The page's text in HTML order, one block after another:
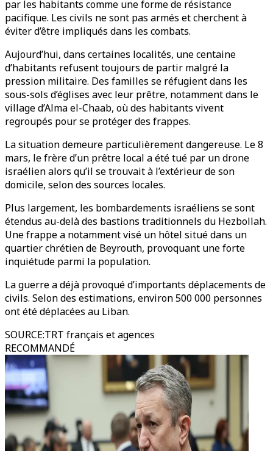
par les habitants comme une forme de résistance
pacifique. Les civils ne sont pas armés et cherchent à
éviter d’être impliqués dans les combats.
Aujourd’hui, dans certaines localités, une centaine
d’habitants refusent toujours de partir malgré la
pression militaire. Des familles se réfugient dans les
sous-sols d’églises avec leur prêtre, notamment dans le
village d’Alma el-Chaab, où des habitants vivent
regroupés pour se protéger des frappes.
La situation demeure particulièrement dangereuse. Le 8
mars, le frère d’un prêtre local a été tué par un drone
israélien alors qu’il se trouvait à l’extérieur de son
domicile, selon des sources locales.
Plus largement, les bombardements israéliens se sont
étendus au-delà des bastions traditionnels du Hezbollah.
Une frappe a notamment visé un hôtel situé dans un
quartier chrétien de Beyrouth, provoquant une forte
inquiétude parmi la population.
La guerre a déjà provoqué d’importants déplacements de
civils. Selon des estimations, environ 500 000 personnes
ont été déplacées au Liban.
SOURCE:TRT français et agences
RECOMMANDÉ